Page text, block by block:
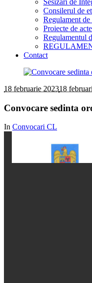
Sesizari de
Consilerul de
Regulament
Proiecte de
Regulamentul
Contact
18 februarie 202318
Convocare sedinta
In Convocari CL